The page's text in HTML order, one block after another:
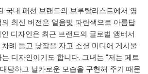
국내 패션 브랜드의 브루탈리스트에서 영
최신 버전은 얼음빛 파란색으로 아름답
디자인은 최근 브랜드의 글로벌 앰버서
례 들고 낮잠을 자고 소셜 미디어 게시물
디자인이기도 합니다. 그녀는 "저는 페트
담하고 날카로운 모습을 구현해 주기 때문